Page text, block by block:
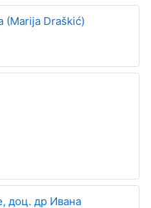
(Marija Draškić)
доц. др Ивана